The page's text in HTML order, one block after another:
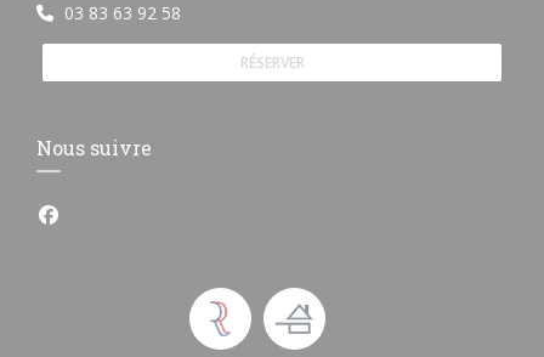
03 83 63 92 58
RÉSERVER
Nous suivre
Facebook ((ouvre une nouvelle fenêtre))